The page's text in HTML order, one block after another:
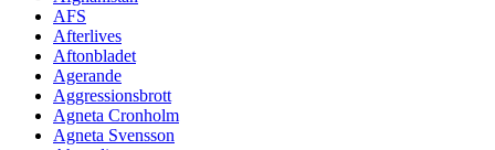
AFS
Afterlives
Aftonbladet
Agerande
Aggressionsbrott
Agneta Cronholm
Agneta Svensson